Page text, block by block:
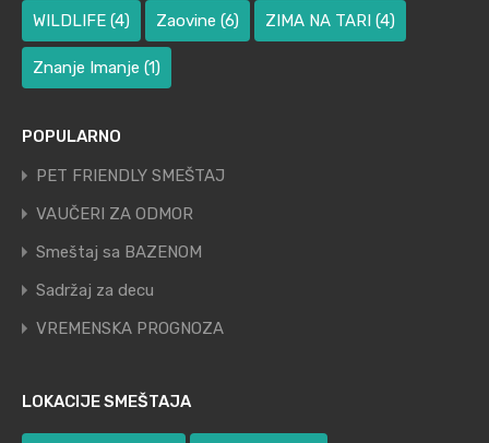
WILDLIFE (4) Zaovine (6) ZIMA NA TARI (4)
Znanje Imanje (1)
POPULARNO
PET FRIENDLY SMEŠTAJ
VAUČERI ZA ODMOR
Smeštaj sa BAZENOM
Sadržaj za decu
VREMENSKA PROGNOZA
LOKACIJE SMEŠTAJA